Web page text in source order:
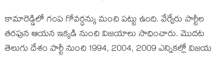
కామారెడ్డిలో గంప గోవర్ధన్కు మంచి పట్టు ఉంది. వేర్వేరు పార్టీల
తరపున ఆయన ఇక్కడి నుంచి విజయాలు సాధించారు. మొదట
తెలుగు దేశం పార్టీ నుంచి 1994, 2004, 2009 ఎన్నికల్లో విజయ